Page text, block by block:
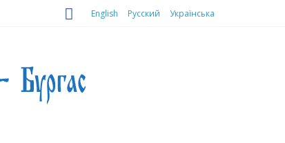
English Русский Українська